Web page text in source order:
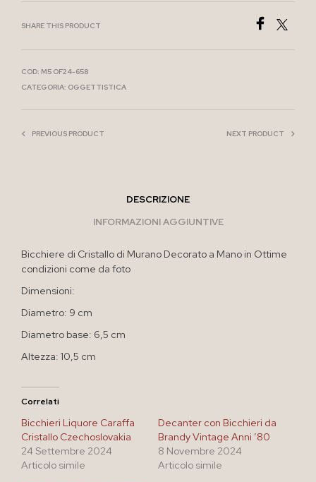
SHARE THIS PRODUCT
COD: M5 OF24-658
CATEGORIA: OGGETTISTICA
PREVIOUS PRODUCT NEXT PRODUCT
DESCRIZIONE
INFORMAZIONI AGGIUNTIVE
Bicchiere di Cristallo di Murano Decorato a Mano in Ottime
condizioni come da foto
Dimensioni:
Diametro: 9 cm
Diametro base: 6,5 cm
Altezza: 10,5 cm
Correlati
Bicchieri Liquore Caraffa
Cristallo Czechoslovakia
24 Settembre 2024
Articolo simile
Decanter con Bicchieri da
Brandy Vintage Anni ’80
8 Novembre 2024
Articolo simile